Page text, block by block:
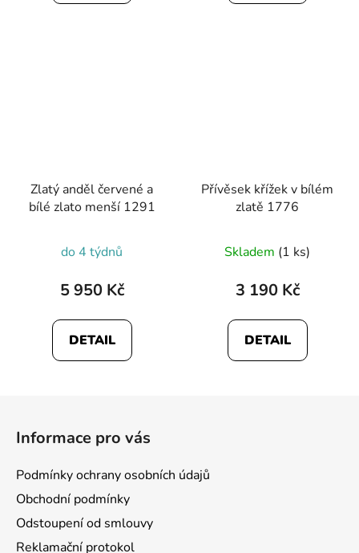
Zlatý anděl červené a
bílé zlato menší 1291
do 4 týdnů
5 950 Kč
DETAIL
Přívěsek křížek v bílém
zlatě 1776
Skladem (1 ks)
3 190 Kč
DETAIL
Informace pro vás
Podmínky ochrany osobních údajů
Obchodní podmínky
Odstoupení od smlouvy
Reklamační protokol